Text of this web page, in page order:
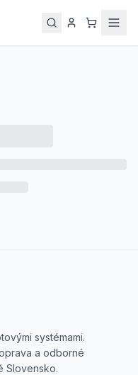
systémami.
a odborné
Slovensko.